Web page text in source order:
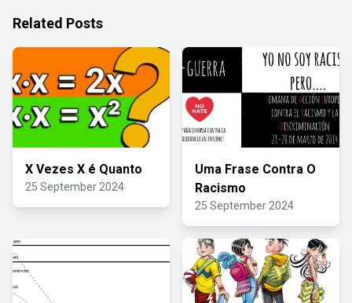
Related Posts
X Vezes X é Quanto
25 September 2024
Uma Frase Contra O
Racismo
25 September 2024